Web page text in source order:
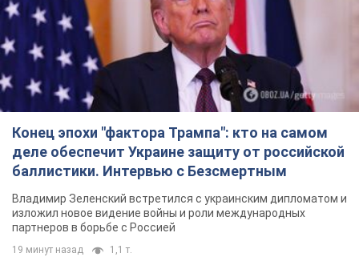
Конец эпохи "фактора Трампа": кто на самом
деле обеспечит Украине защиту от российской
баллистики. Интервью с Безсмертным
Владимир Зеленский встретился с украинским дипломатом и
изложил новое видение войны и роли международных
партнеров в борьбе с Россией
19 минут назад 1,1 т.